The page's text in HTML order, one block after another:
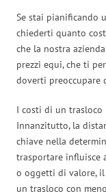
Se stai pianificando
chiederti quanto
che la nostra
prezzi equi, che ti
doverti
I costi di un trasloco
Innanzitutto, la
chiave nella
trasportare influisce
o oggetti di valore, il
un trasloco con